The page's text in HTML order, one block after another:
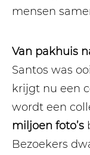
mensen
Van pakhuis
Santos was
krijgt nu een
wordt een
miljoen foto’s
Bezoekers